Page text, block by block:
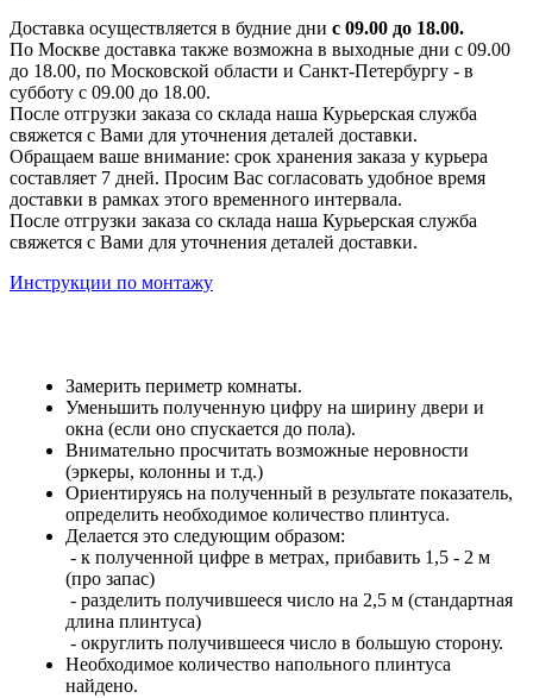
Доставка осуществляется в будние дни с 09.00 до 18.00.
По Москве доставка также возможна в выходные дни с 09.00
до 18.00, по Московской области и Санкт-Петербургу - в
субботу с 09.00 до 18.00.
После отгрузки заказа со склада наша Курьерская служба
свяжется с Вами для уточнения деталей доставки.
Обращаем ваше внимание: срок хранения заказа у курьера
составляет 7 дней. Просим Вас согласовать удобное время
доставки в рамках этого временного интервала.
После отгрузки заказа со склада наша Курьерская служба
свяжется с Вами для уточнения деталей доставки.
Инструкции по монтажу
Замерить периметр комнаты.
Уменьшить полученную цифру на ширину двери и
окна (если оно спускается до пола).
Внимательно просчитать возможные неровности
(эркеры, колонны и т.д.)
Ориентируясь на полученный в результате показатель,
определить необходимое количество плинтуса.
Делается это следующим образом:
- к полученной цифре в метрах, прибавить 1,5 - 2 м
(про запас)
- разделить получившееся число на 2,5 м (стандартная
длина плинтуса)
- округлить получившееся число в большую сторону.
Необходимое количество напольного плинтуса
найдено.